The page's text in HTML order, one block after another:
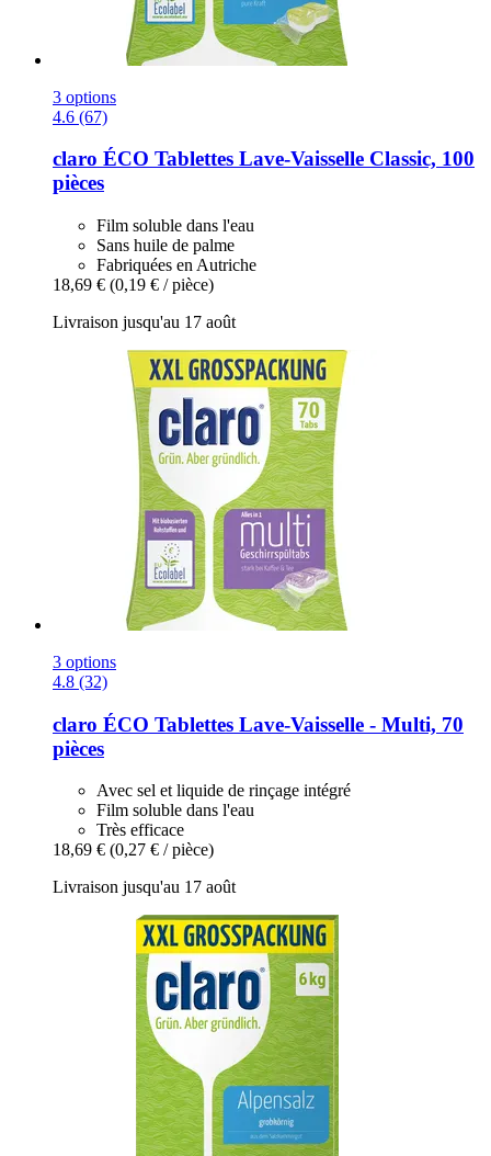
3 options
4.6 (67)
claro ÉCO Tablettes Lave-​Vaisselle Classic, 100
pièces
Film soluble dans l'eau
Sans huile de palme
Fabriquées en Autriche
18,69 € (0,19 € / pièce)
Livraison jusqu'au 17 août
3 options
4.8 (32)
claro ÉCO Tablettes Lave-​Vaisselle -​ Multi, 70
pièces
Avec sel et liquide de rinçage intégré
Film soluble dans l'eau
Très efficace
18,69 € (0,27 € / pièce)
Livraison jusqu'au 17 août